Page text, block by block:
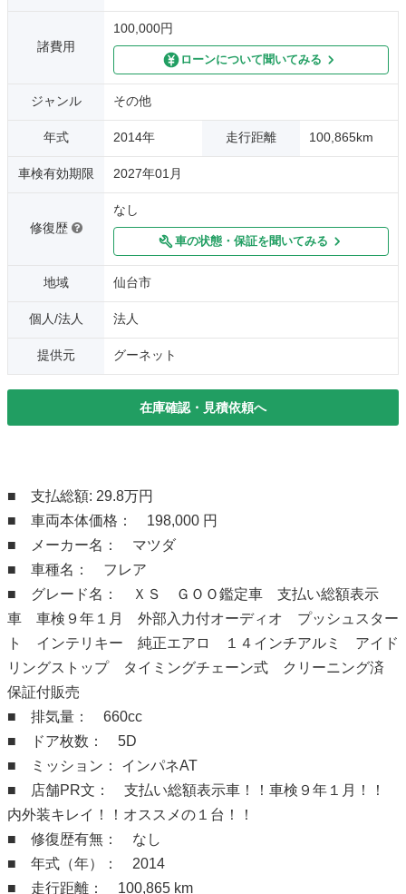
諸費用
100,000円
ローンについて聞いてみる
ジャンル その他
年式 2014年 走行距離 100,865km
車検有効期限 2027年01月
修復歴
なし
車の状態・保証を聞いてみる
地域 仙台市
個人/法人 法人
提供元 グーネット
在庫確認・見積依頼へ
■ 支払総額: 29.8万円
■ 車両本体価格： 198,000 円
■ メーカー名： マツダ
■ 車種名： フレア
■ グレード名： ＸＳ ＧＯＯ鑑定車 支払い総額表示
車 車検９年１月 外部入力付オーディオ プッシュスター
ト インテリキー 純正エアロ １４インチアルミ アイド
リングストップ タイミングチェーン式 クリーニング済
保証付販売
■ 排気量： 660cc
■ ドア枚数： 5D
■ ミッション： インパネAT
■ 店舗PR文： 支払い総額表示車！！車検９年１月！！
内外装キレイ！！オススメの１台！！
■ 修復歴有無： なし
■ 年式（年）： 2014
■ 走行距離： 100,865 km